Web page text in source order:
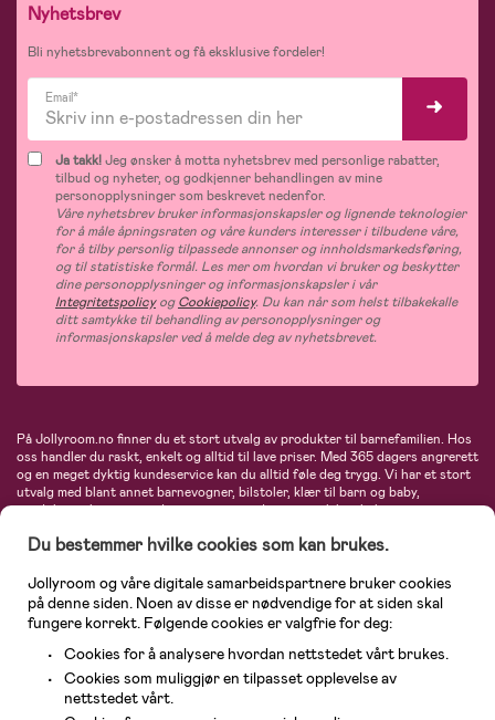
Nyhetsbrev
Bli nyhetsbrevabonnent og få eksklusive fordeler!
Email*
Ja takk!Jeg ønsker å motta nyhetsbrev med personlige rabatter,
tilbud og nyheter, og godkjenner behandlingen av mine
personopplysninger som beskrevet nedenfor.
Våre nyhetsbrev bruker informasjonskapsler og lignende teknologier
for å måle åpningsraten og våre kunders interesser i tilbudene våre,
for å tilby personlig tilpassede annonser og innholdsmarkedsføring,
og til statistiske formål. Les mer om hvordan vi bruker og beskytter
dine personopplysninger og informasjonskapsler i vår
IntegritetspolicyogCookiepolicy. Du kan når som helst tilbakekalle
ditt samtykke til behandling av personopplysninger og
informasjonskapsler ved å melde deg av nyhetsbrevet.
På Jollyroom.no finner du et stort utvalg av produkter til barnefamilien. Hos
oss handler du raskt, enkelt og alltid til lave priser. Med 365 dagers angrerett
og en meget dyktig kundeservice kan du alltid føle deg trygg. Vi har et stort
utvalg med blant annet barnevogner, bilstoler, klær til barn og baby,
produkter til mor, mengder av inspirerende interiør, leker, babyustyr og mye
Maxi-Cosi, Baby Jogger, BabyBjörn, Didriksons, KidKraft, Ergobaby, Philips
største nettbutikk for barn og baby!
Du bestemmer hvilke cookies som kan brukes.
Jollyroom og våre digitale samarbeidspartnere bruker cookies
på denne siden. Noen av disse er nødvendige for at siden skal
fungere korrekt. Følgende cookies er valgfrie for deg:
Cookies for å analysere hvordan nettstedet vårt brukes.
Cookies som muliggjør en tilpasset opplevelse av
nettstedet vårt.